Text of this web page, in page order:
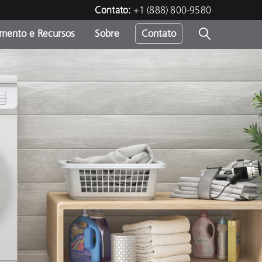
Contato: +1 (888) 800-9580
e Recursos Sobre Contato